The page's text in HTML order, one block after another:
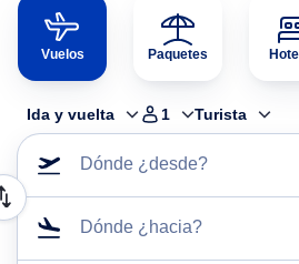
Vuelos Paquetes
Ida y vuelta 1 Turista
Dónde ¿desde?
Dónde ¿hacia?